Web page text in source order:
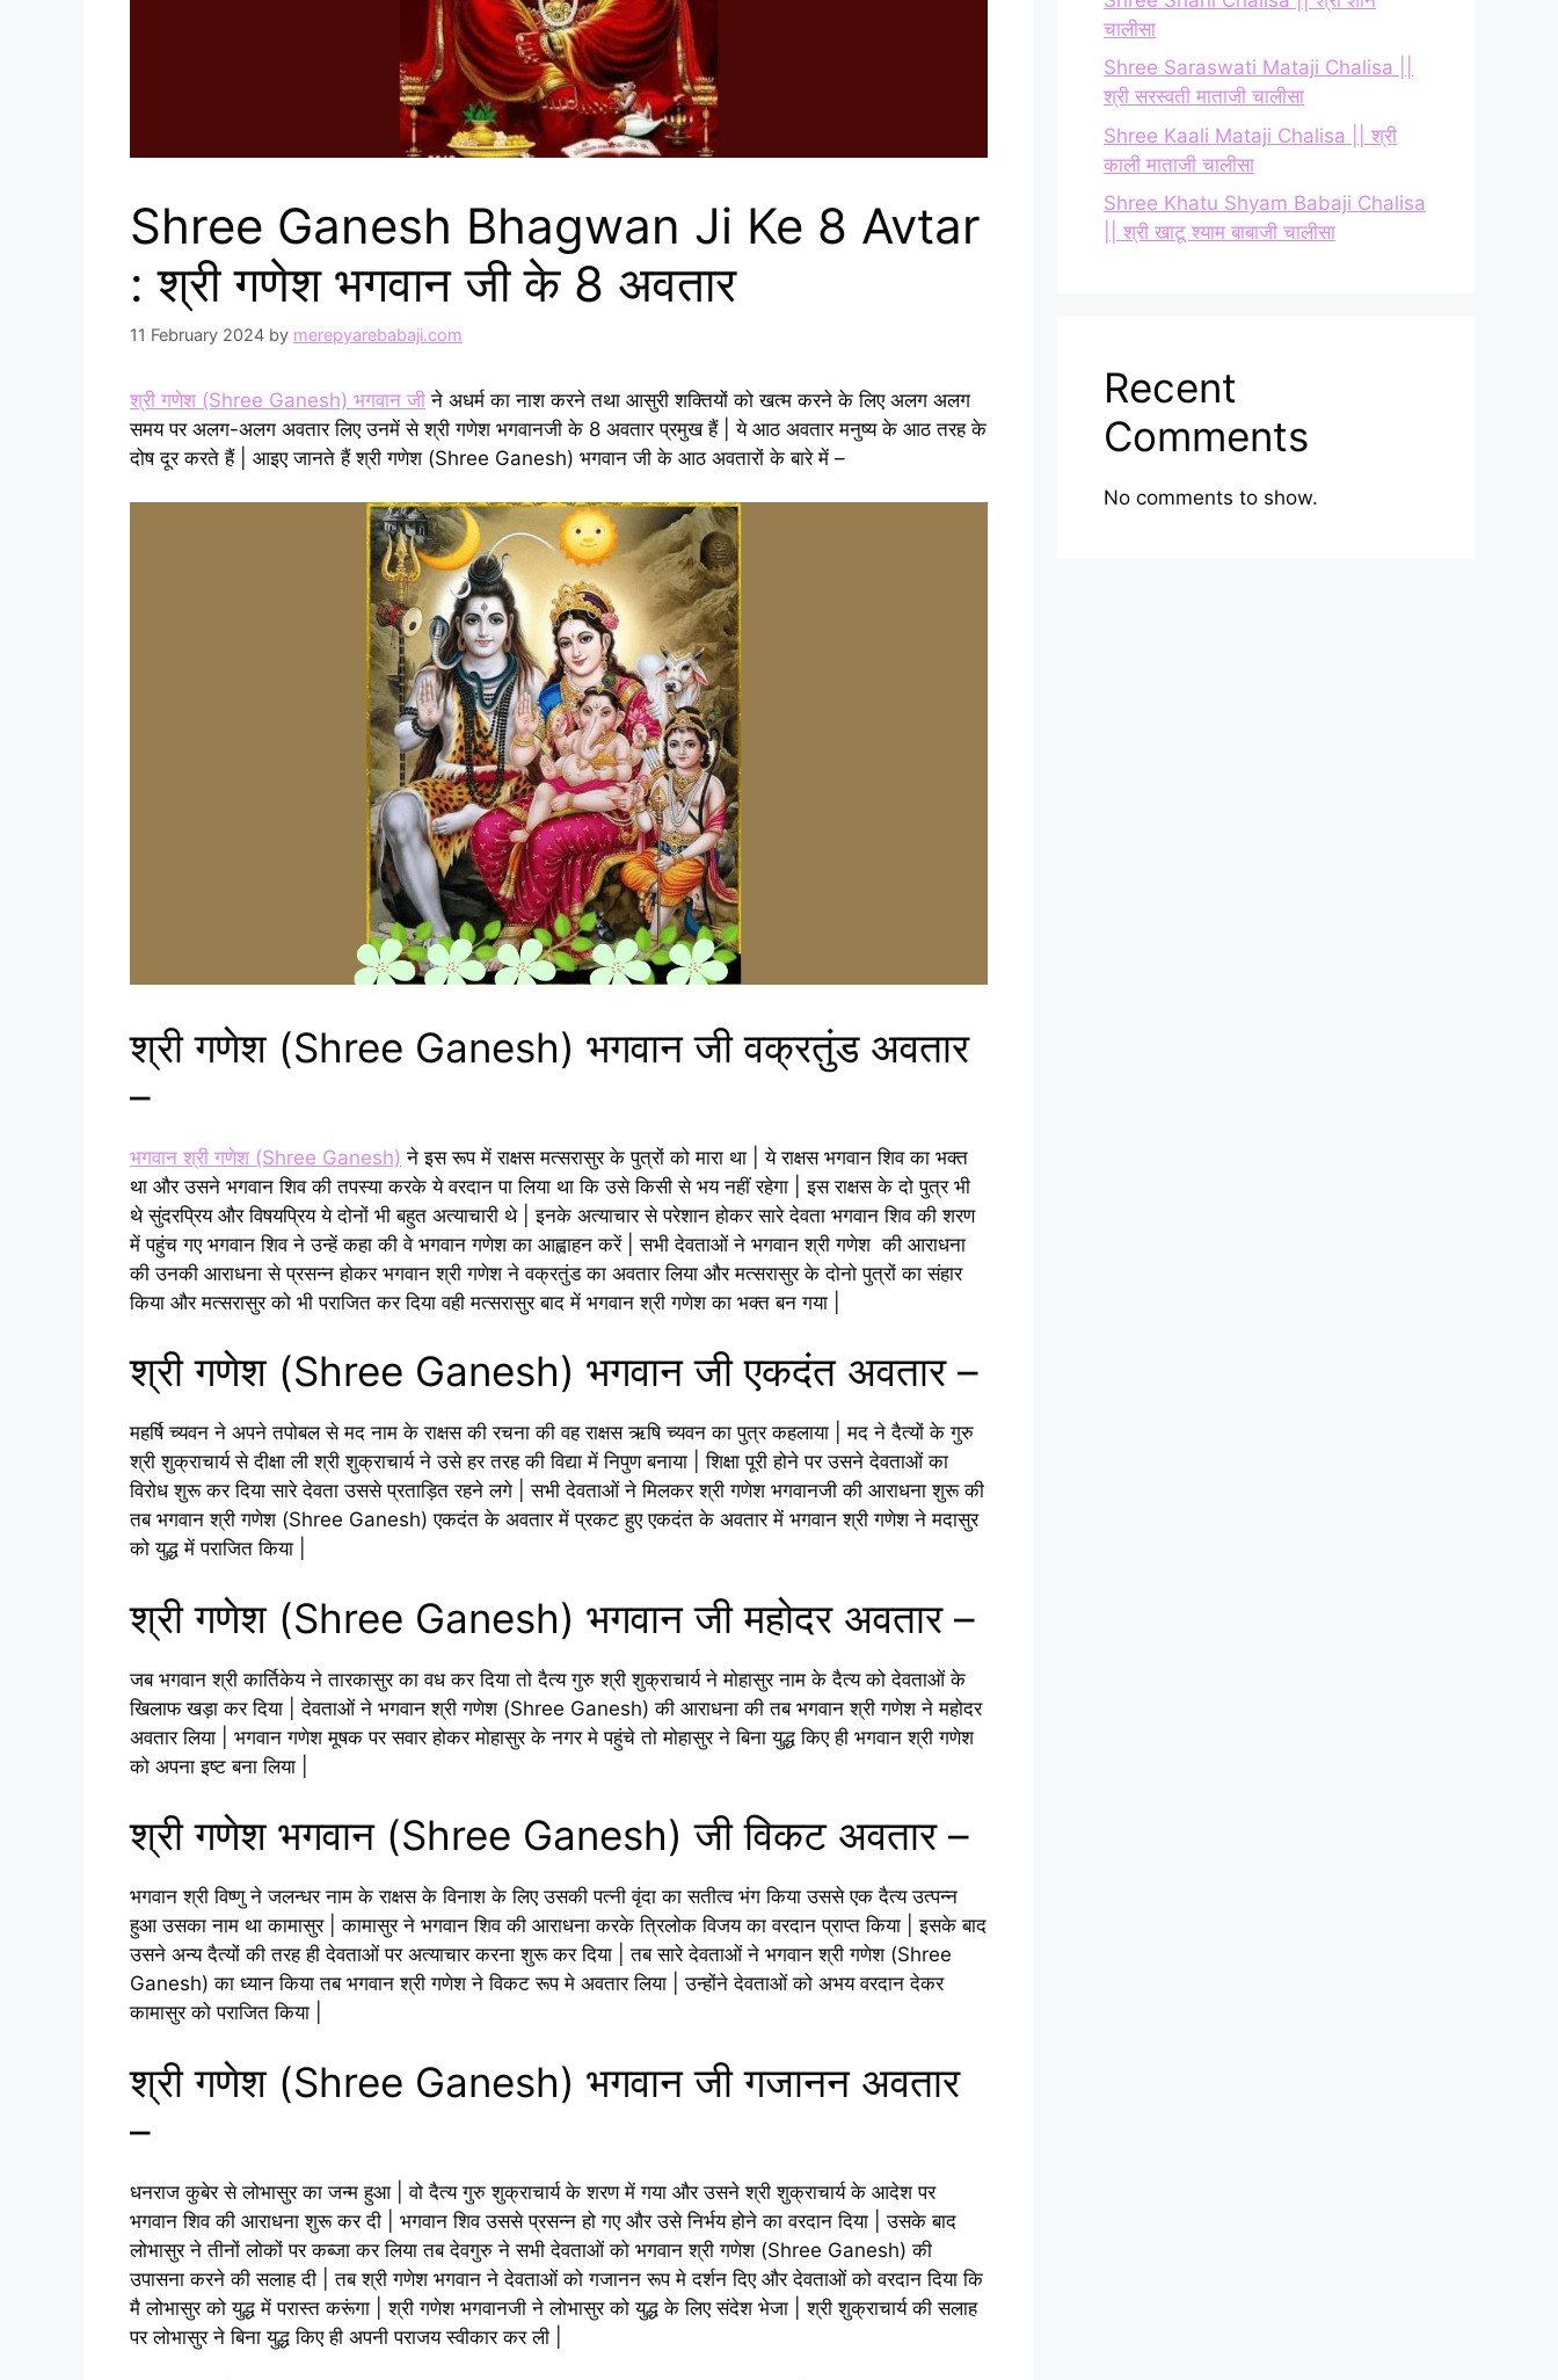
Shree Ganesh Bhagwan Ji Ke 8 Avtar
: श्री गणेश भगवान जी के 8 अवतार
11 February 2024 by merepyarebabaji.com
श्री गणेश (Shree Ganesh) भगवान जी ने अधर्म का नाश करने तथा आसुरी शक्तियों को खत्म करने के लिए अलग अलग
समय पर अलग-अलग अवतार लिए उनमें से श्री गणेश भगवानजी के 8 अवतार प्रमुख हैं | ये आठ अवतार मनुष्य के आठ तरह के
दोष दूर करते हैं | आइए जानते हैं श्री गणेश (Shree Ganesh) भगवान जी के आठ अवतारों के बारे में –
श्री गणेश (Shree Ganesh) भगवान जी वक्रतुंड अवतार
–
भगवान श्री गणेश (Shree Ganesh) ने इस रूप में राक्षस मत्सरासुर के पुत्रों को मारा था | ये राक्षस भगवान शिव का भक्त
था और उसने भगवान शिव की तपस्या करके ये वरदान पा लिया था कि उसे किसी से भय नहीं रहेगा | इस राक्षस के दो पुत्र भी
थे सुंदरप्रिय और विषयप्रिय ये दोनों भी बहुत अत्याचारी थे | इनके अत्याचार से परेशान होकर सारे देवता भगवान शिव की शरण
में पहुंच गए भगवान शिव ने उन्हें कहा की वे भगवान गणेश का आह्वाहन करें | सभी देवताओं ने भगवान श्री गणेश की आराधना
की उनकी आराधना से प्रसन्न होकर भगवान श्री गणेश ने वक्रतुंड का अवतार लिया और मत्सरासुर के दोनो पुत्रों का संहार
किया और मत्सरासुर को भी पराजित कर दिया वही मत्सरासुर बाद में भगवान श्री गणेश का भक्त बन गया |
श्री गणेश (Shree Ganesh) भगवान जी एकदंत अवतार –
महर्षि च्यवन ने अपने तपोबल से मद नाम के राक्षस की रचना की वह राक्षस ऋषि च्यवन का पुत्र कहलाया | मद ने दैत्यों के गुरु
श्री शुक्राचार्य से दीक्षा ली श्री शुक्राचार्य ने उसे हर तरह की विद्या में निपुण बनाया | शिक्षा पूरी होने पर उसने देवताओं का
विरोध शुरू कर दिया सारे देवता उससे प्रताड़ित रहने लगे | सभी देवताओं ने मिलकर श्री गणेश भगवानजी की आराधना शुरू की
तब भगवान श्री गणेश (Shree Ganesh) एकदंत के अवतार में प्रकट हुए एकदंत के अवतार में भगवान श्री गणेश ने मदासुर
को युद्ध में पराजित किया |
श्री गणेश (Shree Ganesh) भगवान जी महोदर अवतार –
जब भगवान श्री कार्तिकेय ने तारकासुर का वध कर दिया तो दैत्य गुरु श्री शुक्राचार्य ने मोहासुर नाम के दैत्य को देवताओं के
खिलाफ खड़ा कर दिया | देवताओं ने भगवान श्री गणेश (Shree Ganesh) की आराधना की तब भगवान श्री गणेश ने महोदर
अवतार लिया | भगवान गणेश मूषक पर सवार होकर मोहासुर के नगर मे पहुंचे तो मोहासुर ने बिना युद्ध किए ही भगवान श्री गणेश
को अपना इष्ट बना लिया |
श्री गणेश भगवान (Shree Ganesh) जी विकट अवतार –
भगवान श्री विष्णु ने जलन्धर नाम के राक्षस के विनाश के लिए उसकी पत्नी वृंदा का सतीत्व भंग किया उससे एक दैत्य उत्पन्न
हुआ उसका नाम था कामासुर | कामासुर ने भगवान शिव की आराधना करके त्रिलोक विजय का वरदान प्राप्त किया | इसके बाद
उसने अन्य दैत्यों की तरह ही देवताओं पर अत्याचार करना शुरू कर दिया | तब सारे देवताओं ने भगवान श्री गणेश (Shree
Ganesh) का ध्यान किया तब भगवान श्री गणेश ने विकट रूप मे अवतार लिया | उन्होंने देवताओं को अभय वरदान देकर
कामासुर को पराजित किया |
श्री गणेश (Shree Ganesh) भगवान जी गजानन अवतार
–
धनराज कुबेर से लोभासुर का जन्म हुआ | वो दैत्य गुरु शुक्राचार्य के शरण में गया और उसने श्री शुक्राचार्य के आदेश पर
भगवान शिव की आराधना शुरू कर दी | भगवान शिव उससे प्रसन्न हो गए और उसे निर्भय होने का वरदान दिया | उसके बाद
लोभासुर ने तीनों लोकों पर कब्जा कर लिया तब देवगुरु ने सभी देवताओं को भगवान श्री गणेश (Shree Ganesh) की
उपासना करने की सलाह दी | तब श्री गणेश भगवान ने देवताओं को गजानन रूप मे दर्शन दिए और देवताओं को वरदान दिया कि
मै लोभासुर को युद्ध में परास्त करूंगा | श्री गणेश भगवानजी ने लोभासुर को युद्ध के लिए संदेश भेजा | श्री शुक्राचार्य की सलाह
पर लोभासुर ने बिना युद्ध किए ही अपनी पराजय स्वीकार कर ली |
चालीसा
Shree Saraswati Mataji Chalisa ||
श्री सरस्वती माताजी चालीसा
Shree Kaali Mataji Chalisa || श्री
काली माताजी चालीसा
Shree Khatu Shyam Babaji Chalisa
|| श्री खाटू श्याम बाबाजी चालीसा
Recent
Comments
No comments to show.